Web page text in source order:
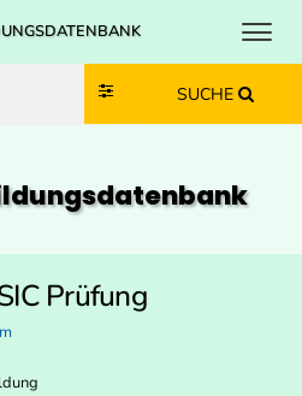
Zum Inhalt springen
Zum Navmenü springen
Zur Suche springen
Zur Footer springen
SUCHE
Prüfung